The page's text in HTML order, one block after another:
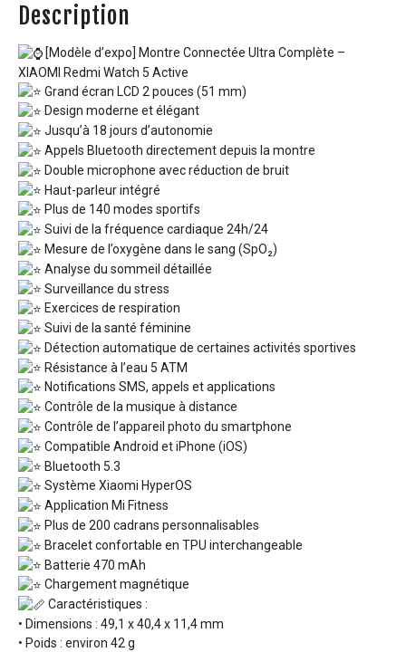
Description
[Modèle d’expo] Montre Connectée Ultra Complète –
XIAOMI Redmi Watch 5 Active
Grand écran LCD 2 pouces (51 mm)
Design moderne et élégant
Jusqu’à 18 jours d’autonomie
Appels Bluetooth directement depuis la montre
Double microphone avec réduction de bruit
Haut-parleur intégré
Plus de 140 modes sportifs
Suivi de la fréquence cardiaque 24h/24
Mesure de l’oxygène dans le sang (SpO₂)
Analyse du sommeil détaillée
Surveillance du stress
Exercices de respiration
Suivi de la santé féminine
Détection automatique de certaines activités sportives
Résistance à l’eau 5 ATM
Notifications SMS, appels et applications
Contrôle de la musique à distance
Contrôle de l’appareil photo du smartphone
Compatible Android et iPhone (iOS)
Bluetooth 5.3
Système Xiaomi HyperOS
Application Mi Fitness
Plus de 200 cadrans personnalisables
Bracelet confortable en TPU interchangeable
Batterie 470 mAh
Chargement magnétique
Caractéristiques :
• Dimensions : 49,1 x 40,4 x 11,4 mm
• Poids : environ 42 g